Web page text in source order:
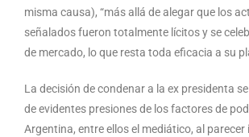
misma causa), “más allá de alegar que los
señalados fueron totalmente lícitos y se
de mercado, lo que resta toda eficacia a su
La decisión de condenar a la ex presidenta
de evidentes presiones de los factores de
Argentina, entre ellos el mediático, al parecer